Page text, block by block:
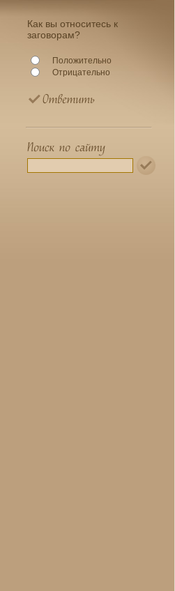
Как вы относитесь к
заговорам?
Положительно
Отрицательно